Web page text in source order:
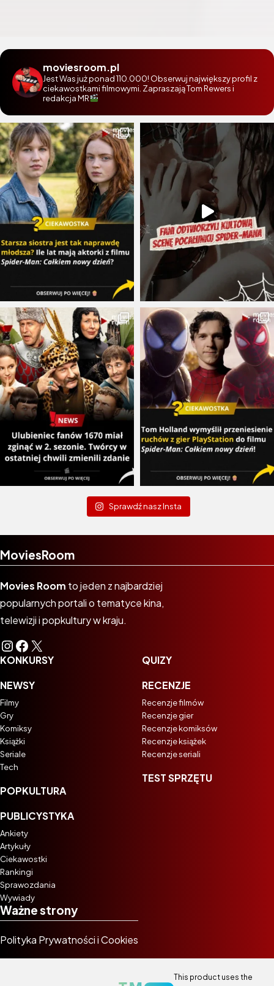
moviesroom.pl
Jest Was już ponad 110.000! Obserwuj największy profil z
ciekawostkami filmowymi. Zapraszają Tom Rewers i
redakcja MR
Sprawdź nasz Insta
MoviesRoom
Movies Room to jeden z najbardziej
popularnych portali o tematyce kina,
telewizji i popkultury w kraju.
Instagram
Facebook
X
KONKURSY
NEWSY
Filmy
Gry
Komiksy
Książki
Seriale
Tech
POPKULTURA
PUBLICYSTYKA
Ankiety
Artykuły
Ciekawostki
Rankingi
Sprawozdania
Wywiady
QUIZY
RECENZJE
Recenzje filmów
Recenzje gier
Recenzje komiksów
Recenzje książek
Recenzje seriali
TEST SPRZĘTU
Ważne strony
Polityka Prywatności i Cookies
This product uses the